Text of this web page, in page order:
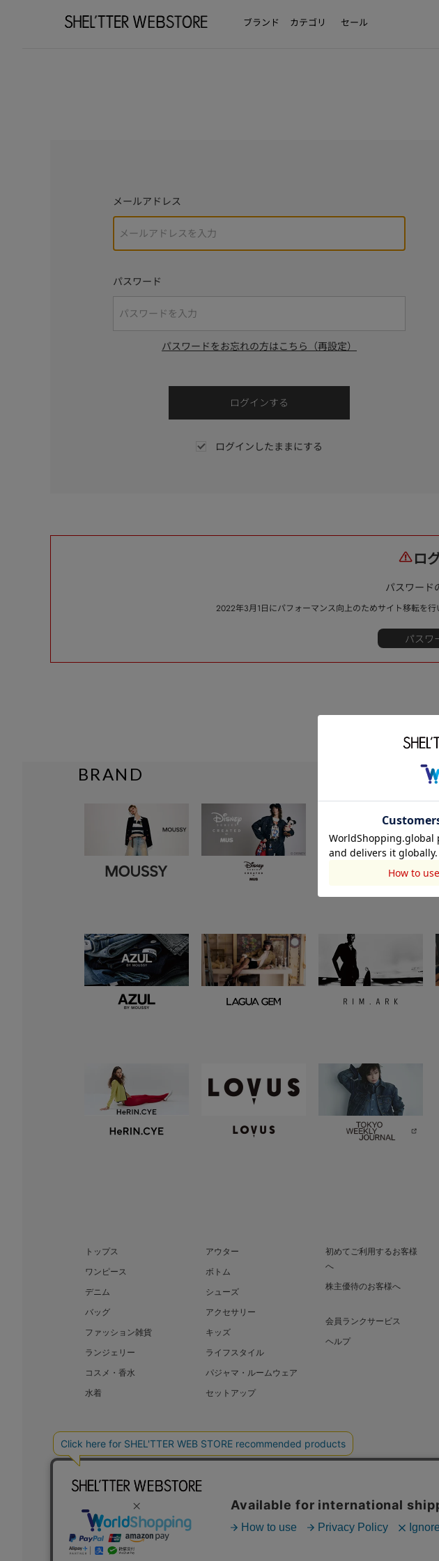
ブランド カテゴリ セール
メールアドレス
パスワード
パスワードをお忘れの方はこちら（再設定）
ログインしたままにする
ロ
パスワード
2022年3月1日にパフォーマンス向上のためサイト移転を
BRAND
トップス
アウター
ワンピース
ボトム
デニム
シューズ
バッグ
アクセサリー
ファッション雑貨
キッズ
ランジェリー
ライフスタイル
コスメ・香水
パジャマ・ルームウェア
水着
セットアップ
初めてご利用するお客様
へ
株主優待のお客様へ
会員ランクサービス
ヘルプ
BAROQUE JAPAN LIMITED SHEL’TTER GREEN
COPYRIGHT © BAROQUE JAPAN LIMITED ALL RIGHTS RESERVED.